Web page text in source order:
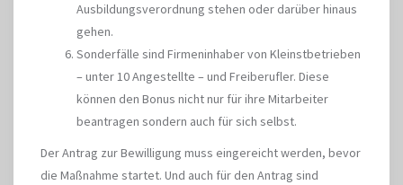
Ausbildungsverordnung stehen oder darüber hinaus
gehen.
Sonderfälle sind Firmeninhaber von Kleinstbetrieben
– unter 10 Angestellte – und Freiberufler. Diese
können den Bonus nicht nur für ihre Mitarbeiter
beantragen sondern auch für sich selbst.
Der Antrag zur Bewilligung muss eingereicht werden, bevor
die Maßnahme startet. Und auch für den Antrag sind